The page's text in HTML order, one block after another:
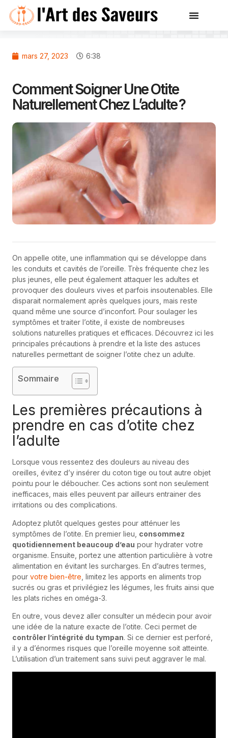
mars 27, 2023 6:38
Comment Soigner Une Otite
Naturellement Chez L’adulte ?
On appelle otite, une inflammation qui se développe dans
les conduits et cavités de l’oreille. Très fréquente chez les
plus jeunes, elle peut également attaquer les adultes et
provoquer des douleurs vives et parfois insoutenables. Elle
disparait normalement après quelques jours, mais reste
quand même une source d’inconfort. Pour soulager les
symptômes et traiter l’otite, il existe de nombreuses
solutions naturelles pratiques et efficaces. Découvrez ici les
principales précautions à prendre et la liste des astuces
naturelles permettant de soigner l’otite chez un adulte.
Sommaire
Les premières précautions à
prendre en cas d’otite chez
l’adulte
Lorsque vous ressentez des douleurs au niveau des
oreilles, évitez d’y insérer du coton tige ou tout autre objet
pointu pour le déboucher. Ces actions sont non seulement
inefficaces, mais elles peuvent par ailleurs entrainer des
irritations ou des complications.
Adoptez plutôt quelques gestes pour atténuer les
symptômes de l’otite. En premier lieu, consommez
quotidiennement beaucoup d’eau pour hydrater votre
organisme. Ensuite, portez une attention particulière à votre
alimentation en évitant les surcharges. En d’autres termes,
pour votre bien-être , limitez les apports en aliments trop
sucrés ou gras et privilégiez les légumes, les fruits ainsi que
les plats riches en oméga-3.
En outre, vous devez aller consulter un médecin pour avoir
une idée de la nature exacte de l’otite. Ceci permet de
contrôler l’intégrité du tympan. Si ce dernier est perforé,
il y a d’énormes risques que l’oreille moyenne soit atteinte.
L’utilisation d’un traitement sans suivi peut aggraver le mal.